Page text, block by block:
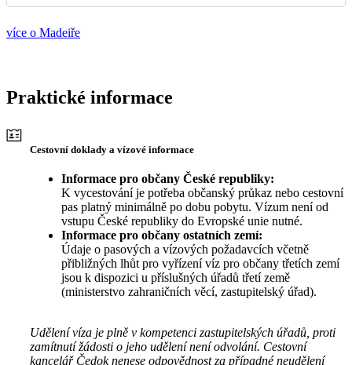
více o Madeiře
Praktické informace
Cestovní doklady a vízové informace
Informace pro občany České republiky:
K vycestování je potřeba občanský průkaz nebo cestovní
pas platný minimálně po dobu pobytu. Vízum není od
vstupu České republiky do Evropské unie nutné.
Informace pro občany ostatních zemí:
Údaje o pasových a vízových požadavcích včetně
přibližných lhůt pro vyřízení víz pro občany třetích zemí
jsou k dispozici u příslušných úřadů třetí země
(ministerstvo zahraničních věcí, zastupitelský úřad).
Udělení víza je plně v kompetenci zastupitelských úřadů, proti
zamítnutí žádosti o jeho udělení není odvolání. Cestovní
kancelář Čedok nenese odpovědnost za případné neudělení